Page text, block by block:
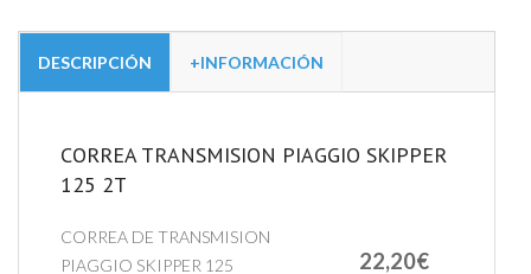
DESCRIPCIÓN +INFORMACIÓN
CORREA TRANSMISION PIAGGIO SKIPPER
125 2T
22,20€
CORREA DE TRANSMISION
PIAGGIO SKIPPER 125